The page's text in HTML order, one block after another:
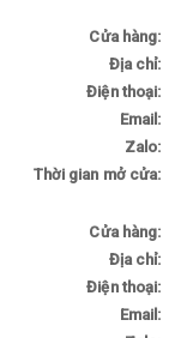
Cửa hàng:
Địa chỉ:
Điện thoại:
Email:
Zalo:
Thời gian mở cửa:
Cửa hàng:
Địa chỉ:
Điện thoại:
Email: